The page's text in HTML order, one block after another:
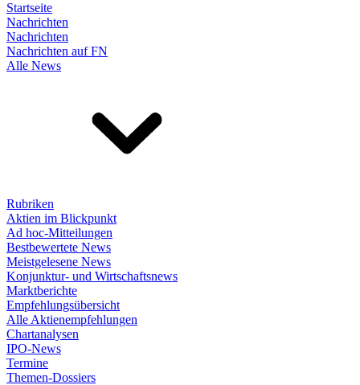
Startseite
Nachrichten
Nachrichten
Nachrichten auf FN
Alle News
Rubriken
Aktien im Blickpunkt
Ad hoc-Mitteilungen
Bestbewertete News
Meistgelesene News
Konjunktur- und Wirtschaftsnews
Marktberichte
Empfehlungsübersicht
Alle Aktienempfehlungen
Chartanalysen
IPO-News
Termine
Themen-Dossiers